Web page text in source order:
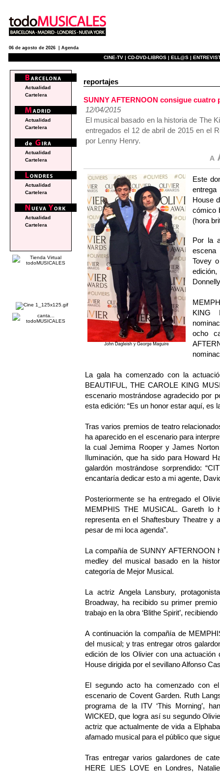
06 de agosto de 2026 | Agenda
CINE-TV | CD-DVD-LIBROS | ELL@S |
reportajes
SUNNY AFTERNOON consigue cuatro
12/04/2015
El musical basado en la historia de The
entregados el 12 de abril de 2015 en el
por Lenny Henry.
Este
House
cómico
(hora
Por la
escena
Tovey
KING
ocho
La gala ha comenzado con la
BEAUTIFUL, THE CAROLE KING
escenario mostrándose agradecido por
esta edición: “Es un honor estar aquí, es
Tras varios premios de teatro
ha aparecido en el escenario para
la cual Jemima Rooper y James
Iluminación, que ha sido para Howard
galardón mostrándose sorprendido:
encantaría dedicar esto a mi agente,
Posteriormente se ha entregado el
MEMPHIS THE MUSICAL. Gareth
representa en el Shaftesbury Theatre y
pesar de mi loca agenda”.
La compañía de SUNNY AFTERNOON
medley del musical basado en la
categoría de Mejor Musical.
La actriz Angela Lansbury,
Broadway, ha recibido su primer
trabajo en la obra ‘Blithe Spirit’,
A continuación la compañía de
del musical; y tras entregar otros
edición de los Olivier con una
House dirigida por el sevillano Alfonso
El segundo acto ha comenzado con
escenario de Covent Garden. Ruth
programa de la ITV ‘This Morning’,
WICKED, que logra así su segundo
actriz que actualmente de vida a
afamado musical para el público que
Tras entregar varios galardones de
HERE LIES LOVE en Londres,
Actualidad
Cartelera
Actualidad
Cartelera
Actualidad
Cartelera
Actualidad
Cartelera
Actualidad
Cartelera